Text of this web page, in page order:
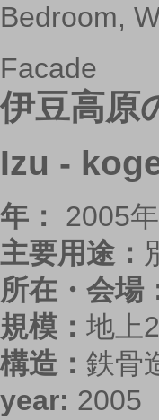
Bedroom,
Facade
伊豆高原
Izu -
年：
2005年
主要用途：
所在・会場
規模： 地上
構造： 鉄骨
year: 2005